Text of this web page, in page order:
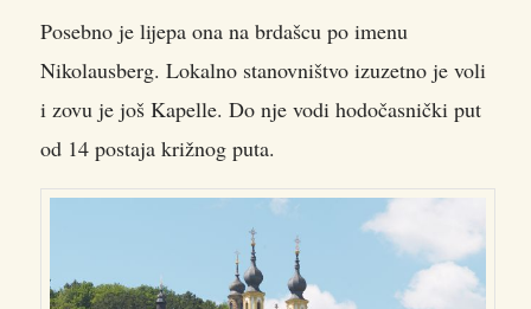
Posebno je lijepa ona na brdašcu po imenu
Nikolausberg. Lokalno stanovništvo izuzetno je voli
i zovu je još Kapelle. Do nje vodi hodočasnički put
od 14 postaja križnog puta.